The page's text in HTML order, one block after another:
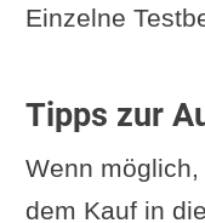
Einzelne
Tipps zur
Wenn
dem Kauf in